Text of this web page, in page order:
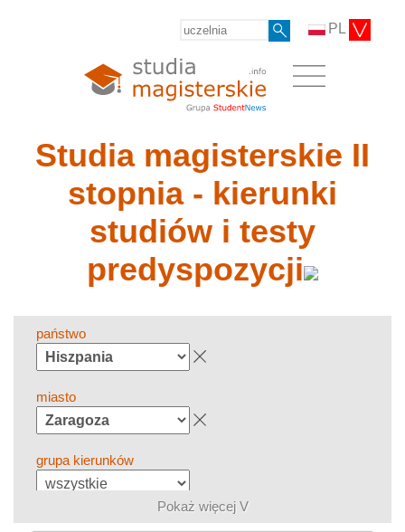
PL
Studia magisterskie II
stopnia - kierunki
studiów i testy
predyspozycji
państwo
miasto
grupa kierunków
język
Pokaż więcej V